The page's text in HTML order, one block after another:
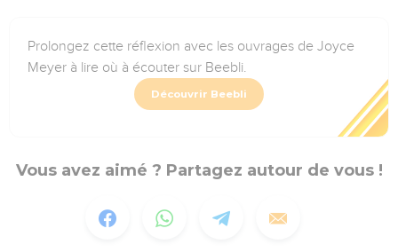
Prolongez cette réflexion avec les ouvrages de Joyce
Meyer à lire où à écouter sur Beebli.
Découvrir Beebli
Vous avez aimé ? Partagez autour de vous !